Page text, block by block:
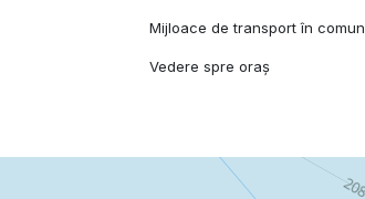
Mijloace de transport în comun
Vedere spre oraș